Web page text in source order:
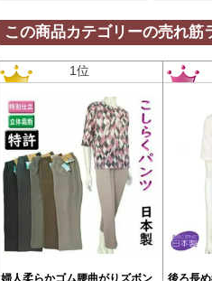
この商品カテゴリーの売れ筋
1位
婦人柔らかゴム腰曲がりズボン
後ろ長